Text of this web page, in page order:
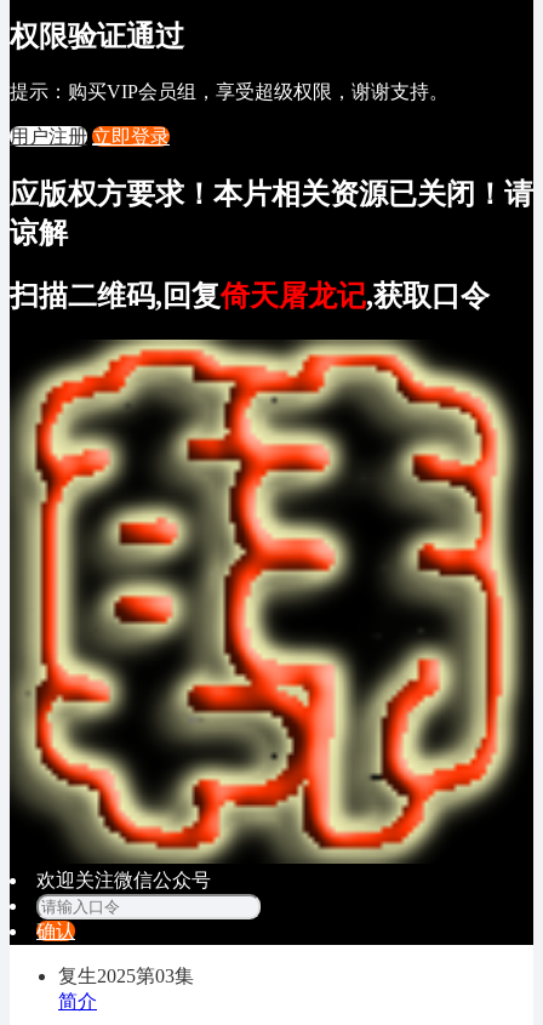
权限验证通过
提示：购买VIP会员组，享受超级权限，谢谢支持。
用户注册 立即登录
应版权方要求！本片相关资源已关闭！请
谅解
扫描二维码,回复倚天屠龙记,获取口令
欢迎关注微信公众号
确认
复生2025第03集
简介